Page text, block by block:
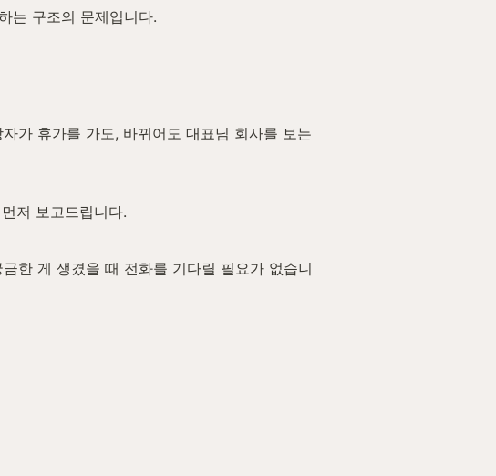
는 구조의 문제입니다.
가 휴가를 가도, 바뀌어도 대표님 회사를 보는
저 보고드립니다.
한 게 생겼을 때 전화를 기다릴 필요가 없습니